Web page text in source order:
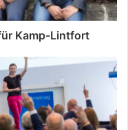
Kamp-Lintfort